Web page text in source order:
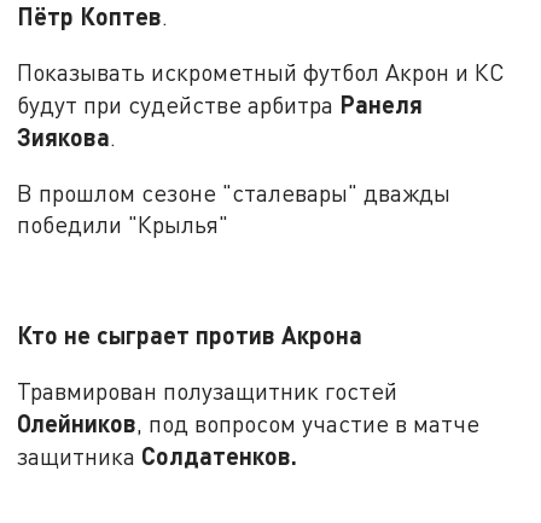
Пётр Коптев.
Показывать искрометный футбол Акрон и КС
будут при судействе арбитра Ранеля
Зиякова.
В прошлом сезоне "сталевары" дважды
победили "Крылья"
Кто не сыграет против Акрона
Травмирован полузащитник гостей
Олейников, под вопросом участие в матче
защитника Солдатенков.